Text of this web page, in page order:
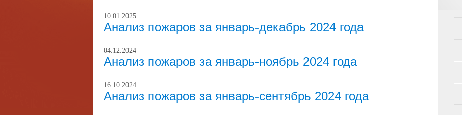
10.01.2025
Анализ пожаров за январь-декабрь 2024 года
04.12.2024
Анализ пожаров за январь-ноябрь 2024 года
16.10.2024
Анализ пожаров за январь-сентябрь 2024 года